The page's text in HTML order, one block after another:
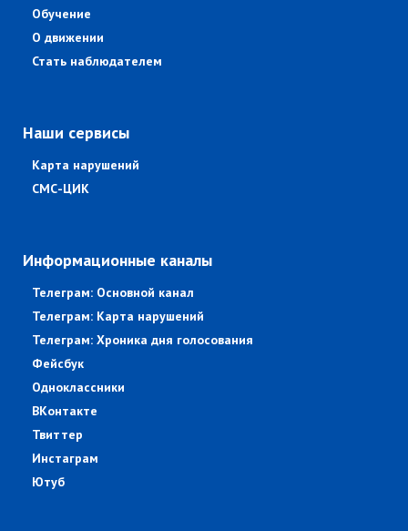
Обучение
О движении
Стать наблюдателем
Наши сервисы
Карта нарушений
СМС-ЦИК
Информационные каналы
Телеграм: Основной канал
Телеграм: Карта нарушений
Телеграм: Хроника дня голосования
Фейсбук
Одноклассники
ВКонтакте
Твиттер
Инстаграм
Ютуб